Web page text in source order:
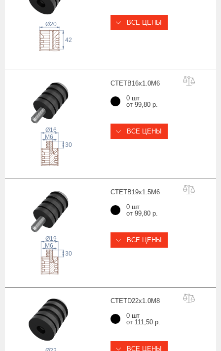
42
Ø20 ВСЕ ЦЕНЫ
CTETB16x1.0M6
30
Ø16
M6
0 шт
от 99,80 р.
ВСЕ ЦЕНЫ
CTETB19x1.5M6
30
Ø19
M6
0 шт
от 99,80 р.
ВСЕ ЦЕНЫ
CTETD22x1.0M8
0 шт
от 111,50 р.
ВСЕ ЦЕНЫ